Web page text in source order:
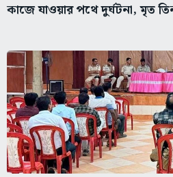
কাজে যাওয়ার পথে দুর্ঘটনা, মৃত